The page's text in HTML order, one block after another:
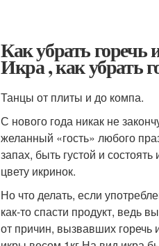
Как убрать горечь
Икра , как убрать
Танцы от плиты и до компа.
С нового года никак не
желанный «гость» любого
запах, быть густой и
цвету икринок.
Но что делать, если
как-то спасти продукт, ведь
от причин, вызвавших